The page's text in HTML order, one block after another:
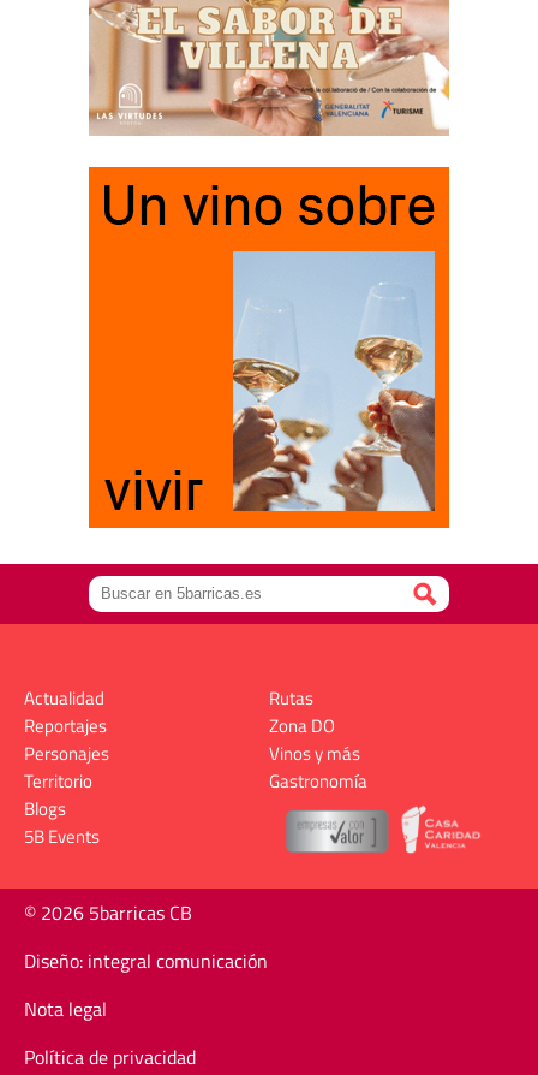
Actualidad
Reportajes
Personajes
Territorio
Rutas
Zona DO
Vinos y más
Gastronomía
Blogs
5B Events
© 2026 5barricas CB
Diseño: integral comunicación
Nota legal
Política de privacidad